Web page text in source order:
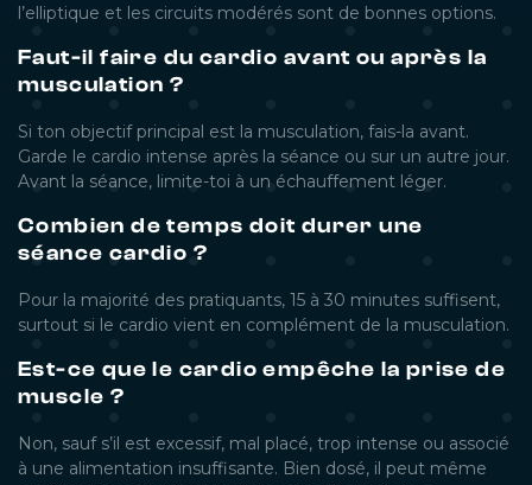
l’elliptique et les circuits modérés sont de bonnes options.
Faut-il faire du cardio avant ou après la
musculation ?
Si ton objectif principal est la musculation, fais-la avant.
Garde le cardio intense après la séance ou sur un autre jour.
Avant la séance, limite-toi à un échauffement léger.
Combien de temps doit durer une
séance cardio ?
Pour la majorité des pratiquants, 15 à 30 minutes suffisent,
surtout si le cardio vient en complément de la musculation.
Est-ce que le cardio empêche la prise de
muscle ?
Non, sauf s’il est excessif, mal placé, trop intense ou associé
à une alimentation insuffisante. Bien dosé, il peut même